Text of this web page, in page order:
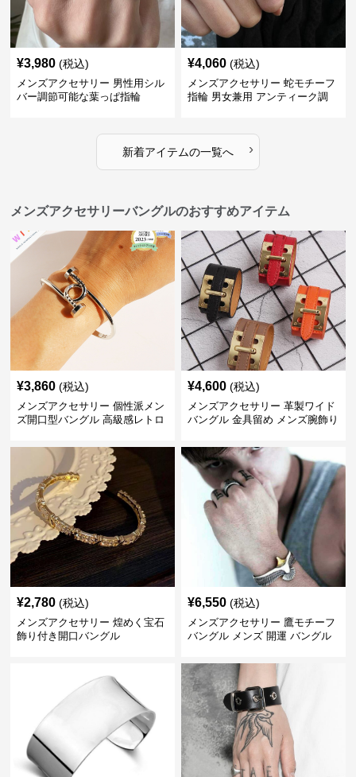
¥3,980 (税込)
メンズアクセサリー 男性用シル
バー調節可能な葉っぱ指輪
¥4,060 (税込)
メンズアクセサリー 蛇モチーフ
指輪 男女兼用 アンティーク調
新着アイテムの一覧へ ›
メンズアクセサリーバングルのおすすめアイテム
¥3,860 (税込)
メンズアクセサリー 個性派メン
ズ開口型バングル 高級感レトロ
¥4,600 (税込)
メンズアクセサリー 革製ワイド
バングル 金具留め メンズ腕飾り
¥2,780 (税込)
メンズアクセサリー 煌めく宝石
飾り付き開口バングル
¥6,550 (税込)
メンズアクセサリー 鷹モチーフ
バングル メンズ 開運 バングル